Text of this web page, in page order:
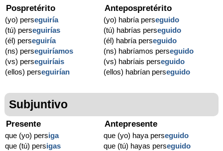
Pospretérito
(yo) perseguiría
(tú) perseguirías
(él) perseguiría
(ns) perseguiríamos
(vs) perseguiríais
(ellos) perseguirían
Antepospretérito
(yo) habría perseguido
(tú) habrías perseguido
(él) habría perseguido
(ns) habríamos perseguido
(vs) habríais perseguido
(ellos) habrían perseguido
Subjuntivo
Presente
que (yo) persiga
que (tú) persigas
Antepresente
que (yo) haya perseguido
que (tú) hayas perseguido